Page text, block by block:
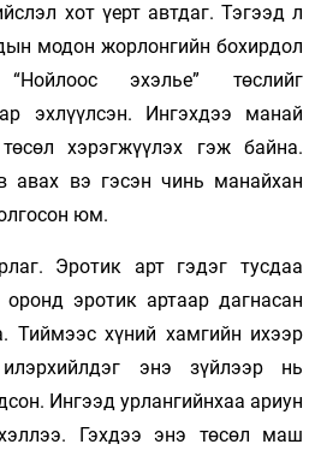
хот үерт автдаг. Тэгээд л
модон жорлонгийн бохирдол
эхэлье” төслийг
эхлүүлсэн. Ингэхдээ манай
хэрэгжүүлэх гэж байна.
авах вэ гэсэн чинь манайхан
юм.
Эротик арт гэдэг тусдаа
эротик артаар дагнасан
Тиймээс хүний хамгийн ихээр
энэ зүйлээр нь
Ингээд урлангийнхаа ариун
Гэхдээ энэ төсөл маш